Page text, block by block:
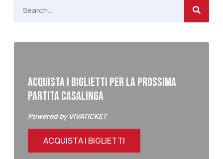
ACQUISTA I BIGLIETTI PER LA PROSSIMA
PARTITA CASALINGA
Powered by VIVATICKET
ACQUISTA I BIGLIETTI